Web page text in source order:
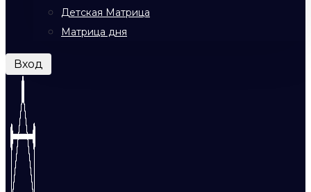
Детская Матрица
Матрица дня
Вход